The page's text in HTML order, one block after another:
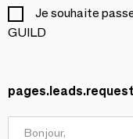
Je souhaite
GUILD